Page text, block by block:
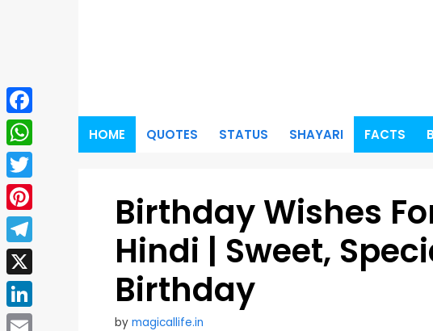
HOME QUOTES STATUS SHAYARI FACTS
Birthday Wishes
Hindi | Sweet,
Birthday
by magicallife.in
Facebook
WhatsApp
Twitter
Pinterest
Telegram
X
LinkedIn